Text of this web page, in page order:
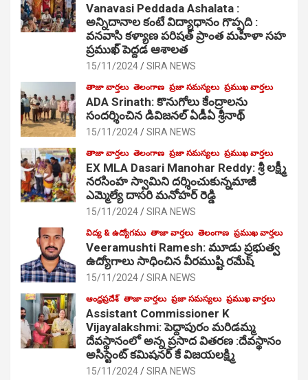
Vanavasi Peddada Ashalata :
అన్నిదానాల కంటే విద్యాధానం గొప్పది :
వనవాసి కళ్యాణ పరిషత్ ప్రాంత మహిళా సహ
ప్రముఖ్ పెద్దడ ఆశాలత
15/11/2024 SIRA NEWS
తాజా వార్తలు తెలంగాణ ప్రజా సమస్యలు ప్రముఖ వార్తలు
ADA Srinath: కొనుగోలు కేంద్రాల‌ను
సంద‌ర్శించిన డివిజనల్ ఏడీఏ శ్రీనాథ్
15/11/2024 SIRA NEWS
తాజా వార్తలు తెలంగాణ ప్రజా సమస్యలు ప్రముఖ వార్తలు
EX MLA Dasari Manohar Reddy: శ్రీ లక్ష్మీ
నరసింహ స్వామిని దర్శించుకున్నమాజీ
ఎమ్మెల్యే దాసరి మనోహర్ రెడ్డి
15/11/2024 SIRA NEWS
విద్య & ఉద్యోగము తాజా వార్తలు తెలంగాణ ప్రముఖ వార్తలు
Veeramushti Ramesh: మూడు ప్రభుత్వ
ఉద్యోగాలు సాధించిన వీరముష్టి రమేష్
15/11/2024 SIRA NEWS
ఆంధ్రప్రదేశ్ తాజా వార్తలు ప్రజా సమస్యలు ప్రముఖ వార్తలు
Assistant Commissioner K
Vijayalakshmi: పెద్దాపురం మరిడమ్మ
దేవస్థానంలో అన్న ప్రసాద వితరణ :దేవస్థానం
అసిస్టెంట్ కమిషనర్ కే విజయలక్ష్మి
15/11/2024 SIRA NEWS